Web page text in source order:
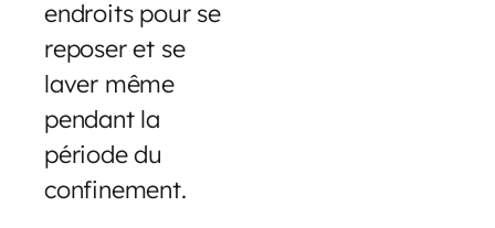
endroits pour se
reposer et se
laver même
pendant la
période du
confinement.